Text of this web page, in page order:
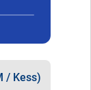
/ Kess)